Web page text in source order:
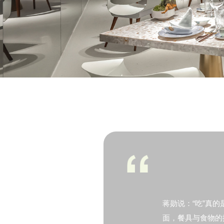
蒋勋说：“吃”真
面，餐具与食物